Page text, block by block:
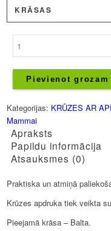
KRĀSAS
esi
tik
lieliska!
daudzums
Pievienot grozam
Kategorijas: KRŪZES AR
Mammai
Apraksts
Papildu informācija
Atsauksmes (0)
Praktiska un atmiņā
Krūzes apdruka tiek veikta
Pieejamā krāsa – Balta.